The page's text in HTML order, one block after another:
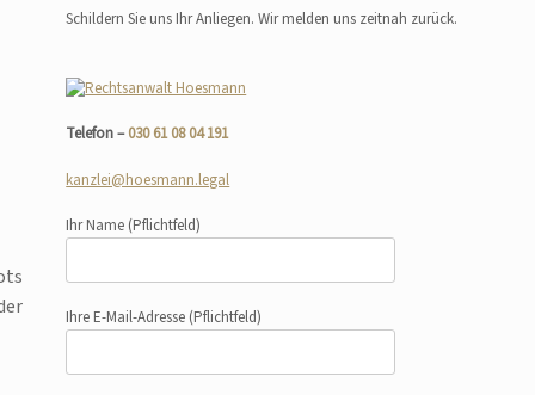
Schildern Sie uns Ihr Anliegen. Wir melden uns zeitnah zurück.
Telefon –030 61 08 04 191
kanzlei@hoesmann.legal
Ihr Name (Pflichtfeld)
Ihre E-Mail-Adresse (Pflichtfeld)